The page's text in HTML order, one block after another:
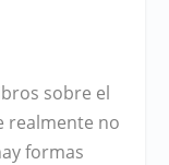
sobre el
realmente no
formas